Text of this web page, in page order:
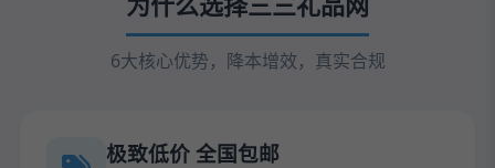
6大核心优势，降本增效，真实合规
极致低价 全国包邮